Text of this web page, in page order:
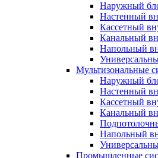
Наружный
Настенный
Кассетный
Канальный
Напольный
Мультизональные
Наружный
Настенный
Кассетный
Канальный
Напольный
Промышленные